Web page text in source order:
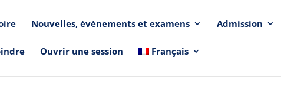
Nouvelles, événements et examens Admission
Ouvrir une session Français